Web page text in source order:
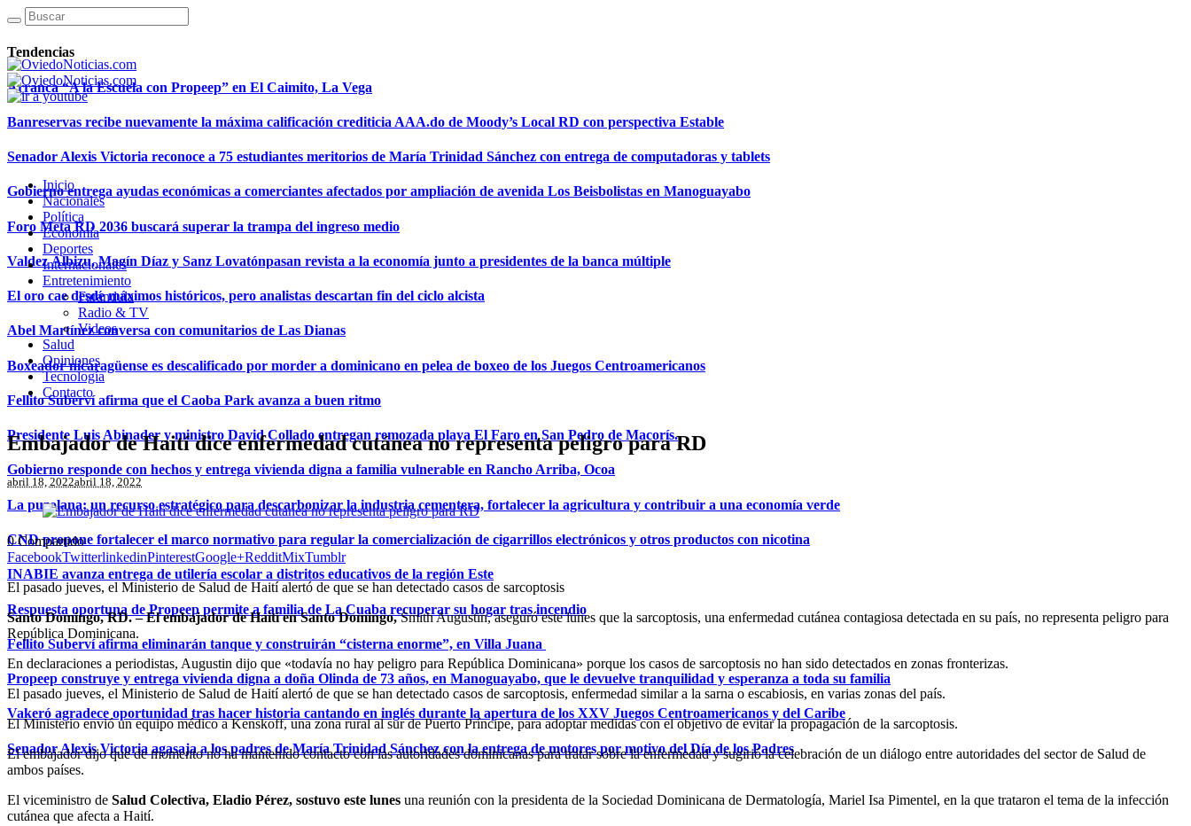
Tendencias
Arranca “A la Escuela con Propeep” en El Caimito, La Vega
Banreservas recibe nuevamente la máxima calificación crediticia AAA.do de Moody’s Local RD con perspectiva Estable
Senador Alexis Victoria reconoce a 75 estudiantes meritorios de María Trinidad Sánchez con entrega de computadoras y tablets
Gobierno entrega ayudas económicas a comerciantes afectados por ampliación de avenida Los Beisbolistas en Manoguayabo
Foro Meta RD 2036 buscará superar la trampa del ingreso medio
Valdez Albizu, Magín Díaz y Sanz Lovatónpasan revista a la economía junto a presidentes de la banca múltiple
El oro cae desde máximos históricos, pero analistas descartan fin del ciclo alcista
Abel Martínez conversa con comunitarios de Las Dianas
Boxeador nicaragüense es descalificado por morder a dominicano en pelea de boxeo de los Juegos Centroamericanos
Fellito Suberví afirma que el Caoba Park avanza a buen ritmo
Presidente Luis Abinader y ministro David Collado entregan remozada playa El Faro en San Pedro de Macorís.
Gobierno responde con hechos y entrega vivienda digna a familia vulnerable en Rancho Arriba, Ocoa
La puzolana: un recurso estratégico para descarbonizar la industria cementera, fortalecer la agricultura y contribuir a una economía verde
CND propone fortalecer el marco normativo para regular la comercialización de cigarrillos electrónicos y otros productos con nicotina
INABIE avanza entrega de utilería escolar a distritos educativos de la región Este
Respuesta oportuna de Propeep permite a familia de La Cuaba recuperar su hogar tras incendio
Fellito Suberví afirma eliminarán tanque y construirán “cisterna enorme”, en Villa Juana
Propeep construye y entrega vivienda digna a doña Olinda de 73 años, en Manoguayabo, que le devuelve tranquilidad y esperanza a toda su familia
Vakeró agradece oportunidad tras hacer historia cantando en inglés durante la apertura de los XXV Juegos Centroamericanos y del Caribe
Senador Alexis Victoria agasaja a los padres de María Trinidad Sánchez con la entrega de motores por motivo del Día de los Padres
Inicio
Nacionales
Política
Economía
Deportes
Internacionales
Entretenimiento
Farándula
Radio & TV
Videos
Salud
Opiniones
Tecnología
Contacto
Embajador de Haití dice enfermedad cutánea no representa peligro para RD
abril 18, 2022abril 18, 2022
0Compartido
FacebookTwitterlinkedinPinterestGoogle+RedditMixTumblr
El pasado jueves, el Ministerio de Salud de Haití alertó de que se han detectado casos de sarcoptosis
Santo Domingo, RD. – El embajador de Haití en Santo Domingo,Smith Augustin, aseguró este lunes que la sarcoptosis, una enfermedad cutánea contagiosa detectada en su país, no representa peligro para
República Dominicana.
En declaraciones a periodistas, Augustin dijo que «todavía no hay peligro para República Dominicana» porque los casos de sarcoptosis no han sido detectados en zonas fronterizas.
El pasado jueves, el Ministerio de Salud de Haití alertó de que se han detectado casos de sarcoptosis, enfermedad similar a la sarna o escabiosis, en varias zonas del país.
El Ministerio envió un equipo médico a Kenskoff, una zona rural al sur de Puerto Príncipe, para adoptar medidas con el objetivo de evitar la propagación de la sarcoptosis.
El embajador dijo que de momento no ha mantenido contacto con las autoridades dominicanas para tratar sobre la enfermedad y sugirió la celebración de un diálogo entre autoridades del sector de Salud de
ambos países.
El viceministro de Salud Colectiva, Eladio Pérez, sostuvo este lunes una reunión con la presidenta de la Sociedad Dominicana de Dermatología, Mariel Isa Pimentel, en la que trataron el tema de la infección
cutánea que afecta a Haití.